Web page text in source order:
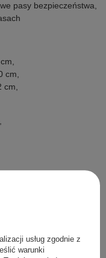
pasy bezpieczeństwa,
cm,
cm,
usług zgodnie z
warunki